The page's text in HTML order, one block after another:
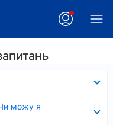
можу я